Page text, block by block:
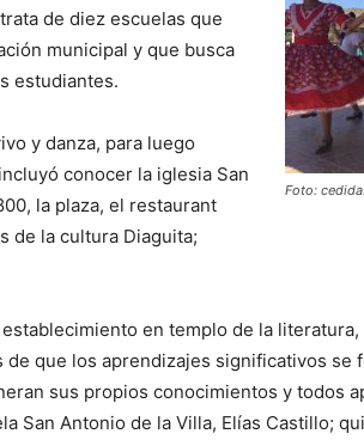
Foto: cedida.
de diez escuelas que
municipal y que busca
estudiantes.
y danza, para luego
conocer la iglesia San
la plaza, el restaurant
de la cultura Diaguita;
en templo de la
que los aprendizajes significativos se
sus propios conocimientos y todos
San Antonio de la Villa, Elías Castillo;